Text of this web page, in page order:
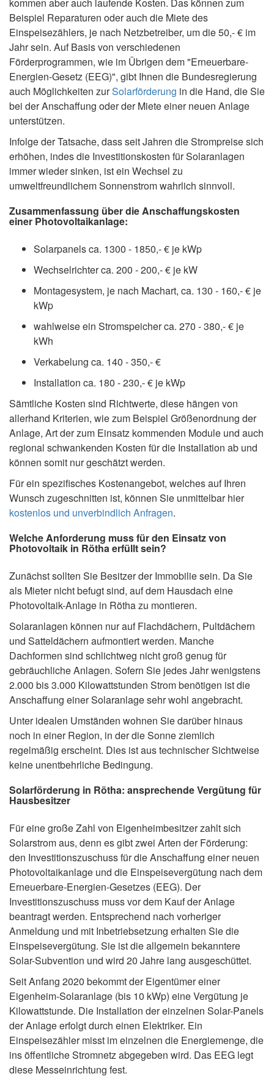
Beispiel Reparaturen oder auch die Miete des
Einspeisezählers, je nach Netzbetreiber, um die 50,- € im
Jahr sein. Auf Basis von verschiedenen
Förderprogrammen, wie im Übrigen dem "Erneuerbare-
Energien-Gesetz (EEG)", gibt Ihnen die Bundesregierung
auch Möglichkeiten zurSolarförderung in die Hand, die Sie
bei der Anschaffung oder der Miete einer neuen Anlage
unterstützen.
Infolge der Tatsache, dass seit Jahren die Strompreise sich
erhöhen, indes die Investitionskosten für Solaranlagen
immer wieder sinken, ist ein Wechsel zu
umweltfreundlichem Sonnenstrom wahrlich sinnvoll.
Zusammenfassung über die Anschaffungskosten
einer Photovoltaikanlage:
Solarpanels ca. 1300 - 1850,- € je kWp
Wechselrichter ca. 200 - 200,- € je kW
Montagesystem, je nach Machart, ca. 130 - 160,- € je
kWp
wahlweise ein Stromspeicher ca. 270 - 380,- € je
kWh
Verkabelung ca. 140 - 350,- €
Installation ca. 180 - 230,- € je kWp
Sämtliche Kosten sind Richtwerte, diese hängen von
allerhand Kriterien, wie zum Beispiel Größenordnung der
Anlage, Art der zum Einsatz kommenden Module und auch
regional schwankenden Kosten für die Installation ab und
können somit nur geschätzt werden.
Für ein spezifisches Kostenangebot, welches auf Ihren
Wunsch zugeschnitten ist, können Sie unmittelbar hier
kostenlos und unverbindlich Anfragen.
Welche Anforderung muss für den Einsatz von
Photovoltaik in Rötha erfüllt sein?
Zunächst sollten Sie Besitzer der Immobilie sein. Da Sie
als Mieter nicht befugt sind, auf dem Hausdach eine
Photovoltaik-Anlage in Rötha zu montieren.
Solaranlagen können nur auf Flachdächern, Pultdächern
und Satteldächern aufmontiert werden. Manche
Dachformen sind schlichtweg nicht groß genug für
gebräuchliche Anlagen. Sofern Sie jedes Jahr wenigstens
2.000 bis 3.000 Kilowattstunden Strom benötigen ist die
Anschaffung einer Solaranlage sehr wohl angebracht.
Unter idealen Umständen wohnen Sie darüber hinaus
noch in einer Region, in der die Sonne ziemlich
regelmäßig erscheint. Dies ist aus technischer Sichtweise
keine unentbehrliche Bedingung.
Solarförderung in Rötha: ansprechende Vergütung für
Hausbesitzer
Für eine große Zahl von Eigenheimbesitzer zahlt sich
Solarstrom aus, denn es gibt zwei Arten der Förderung:
den Investitionszuschuss für die Anschaffung einer neuen
Photovoltaikanlage und die Einspeisevergütung nach dem
Erneuerbare-Energien-Gesetzes (EEG). Der
Investitionszuschuss muss vor dem Kauf der Anlage
beantragt werden. Entsprechend nach vorheriger
Anmeldung und mit Inbetriebsetzung erhalten Sie die
Einspeisevergütung. Sie ist die allgemein bekanntere
Solar-Subvention und wird 20 Jahre lang ausgeschüttet.
Seit Anfang 2020 bekommt der Eigentümer einer
Eigenheim-Solaranlage (bis 10 kWp) eine Vergütung je
Kilowattstunde. Die Installation der einzelnen Solar-Panels
der Anlage erfolgt durch einen Elektriker. Ein
Einspeisezähler misst im einzelnen die Energiemenge, die
ins öffentliche Stromnetz abgegeben wird. Das EEG legt
diese Messeinrichtung fest.